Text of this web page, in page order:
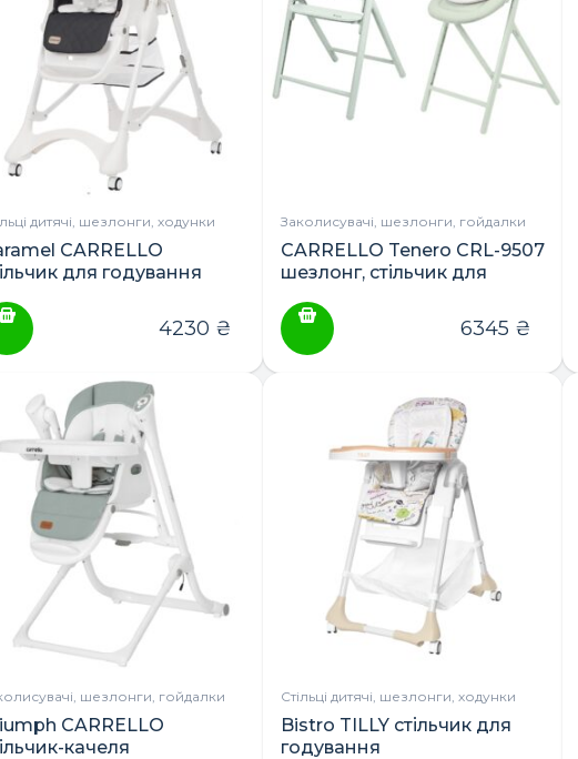
дитячі, шезлонги, ходунки
CARRELLO
для годування
4230 ₴
Заколисувачі, шезлонги, гойдалки
CARRELLO Tenero CRL-9507
шезлонг, стільчик для
6345 ₴
шезлонги, гойдалки
CARRELLO
качеля
Стільці дитячі, шезлонги, ходунки
Bistro TILLY стільчик для
годування